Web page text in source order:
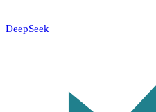
DeepSeek